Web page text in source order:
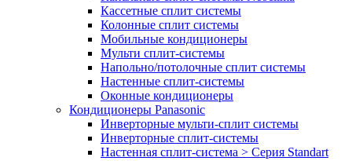
Кассетные сплит системы
Колонные сплит системы
Мобильные кондиционеры
Мульти сплит-системы
Напольно/потолочные сплит системы
Настенные сплит-системы
Оконные кондиционеры
Кондиционеры Panasonic
Инверторные мульти-сплит системы
Инверторные сплит-системы
Настенная сплит-система > Серия Standart